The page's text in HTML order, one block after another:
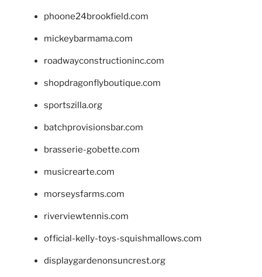
phoone24brookfield.com
mickeybarmama.com
roadwayconstructioninc.com
shopdragonflyboutique.com
sportszilla.org
batchprovisionsbar.com
brasserie-gobette.com
musicrearte.com
morseysfarms.com
riverviewtennis.com
official-kelly-toys-squishmallows.com
displaygardenonsuncrest.org